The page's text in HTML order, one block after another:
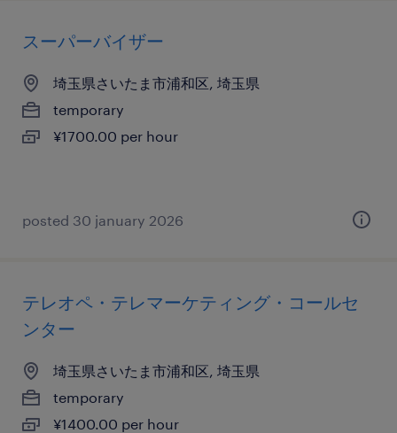
スーパーバイザー
埼玉県さいたま市浦和区, 埼玉県
temporary
¥1700.00 per hour
posted 30 january 2026
テレオペ・テレマーケティング・コールセ
ンター
埼玉県さいたま市浦和区, 埼玉県
temporary
¥1400.00 per hour